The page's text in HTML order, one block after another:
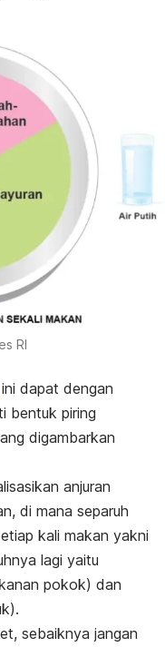
RI
ini dapat dengan
bentuk piring
digambarkan
anjuran
di mana separuh
kali makan yakni
lagi yaitu
pokok) dan
sebaiknya jangan